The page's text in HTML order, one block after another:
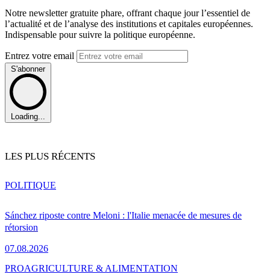
Notre newsletter gratuite phare, offrant chaque jour l’essentiel de
l’actualité et de l’analyse des institutions et capitales européennes.
Indispensable pour suivre la politique européenne.
Entrez votre email
S'abonner
Loading...
LES PLUS RÉCENTS
Sánchez riposte contre Meloni : l'Italie menacée de mesures de
rétorsion
07.08.2026
POLITIQUE
PROAGRICULTURE & ALIMENTATION